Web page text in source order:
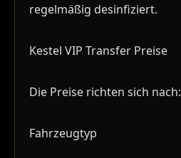
regelmäßig desinfiziert.
Kestel VIP Transfer Preise
Die Preise richten sich nach:
Fahrzeugtyp